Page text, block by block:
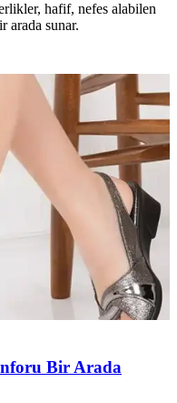
hafif, nefes alabilen
arada sunar.
Bir Arada